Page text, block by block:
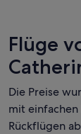
Flüge
Die Preise
mit einfachen
Rückflügen